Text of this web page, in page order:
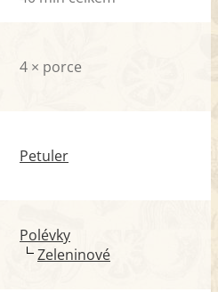
4 × porce
Petuler
Polévky
Zeleninové